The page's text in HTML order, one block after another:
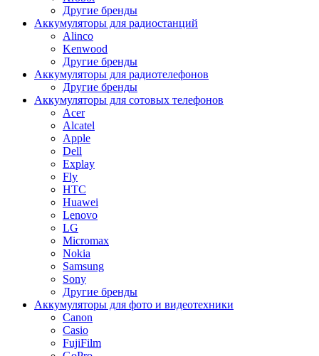
Другие бренды
Аккумуляторы для радиостанций
Alinco
Kenwood
Другие бренды
Аккумуляторы для радиотелефонов
Другие бренды
Аккумуляторы для сотовых телефонов
Acer
Alcatel
Apple
Dell
Explay
Fly
HTC
Huawei
Lenovo
LG
Micromax
Nokia
Samsung
Sony
Другие бренды
Аккумуляторы для фото и видеотехники
Canon
Casio
FujiFilm